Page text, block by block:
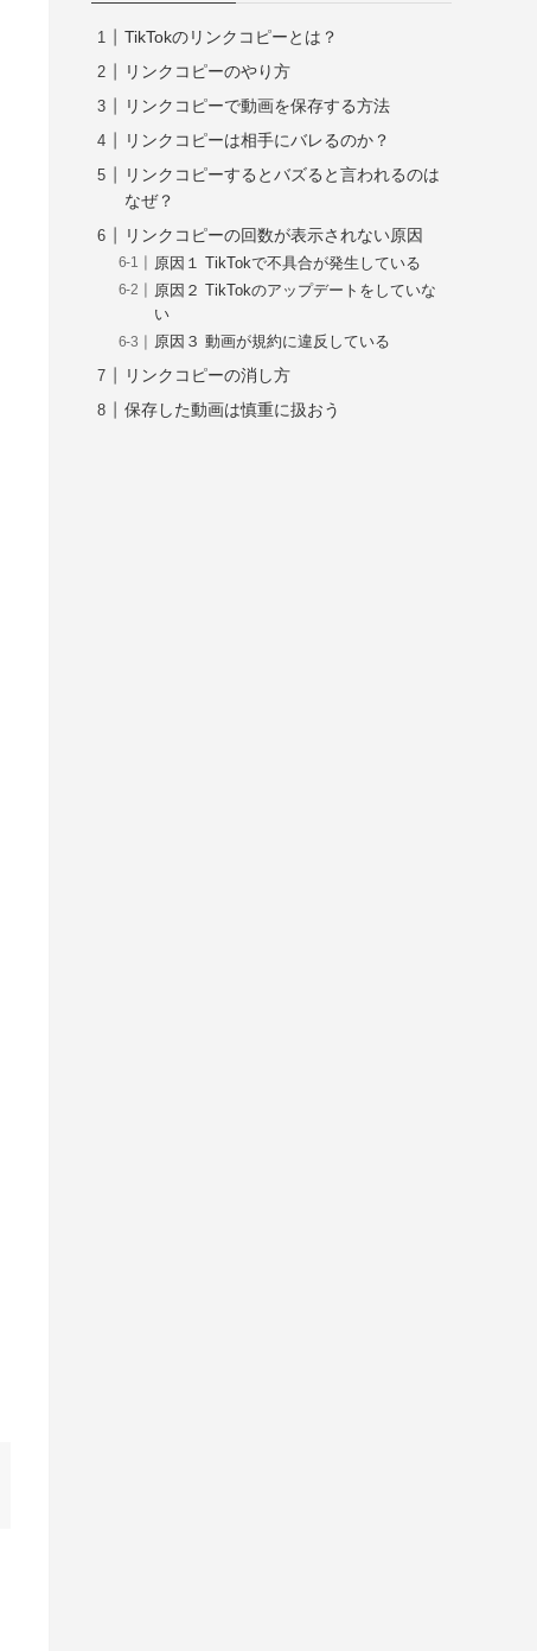
TikTokのリンクコピーとは？
リンクコピーのやり方
リンクコピーで動画を保存する方法
リンクコピーは相手にバレるのか？
リンクコピーするとバズると言われるのは
なぜ？
リンクコピーの回数が表示されない原因
原因１ TikTokで不具合が発生している
原因２ TikTokのアップデートをしていな
い
原因３ 動画が規約に違反している
リンクコピーの消し方
保存した動画は慎重に扱おう